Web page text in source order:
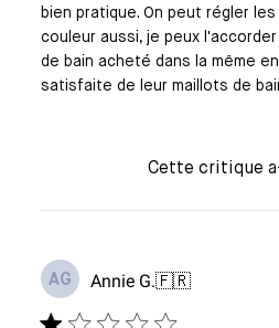
bien pratique. On peut régler
couleur aussi, je peux
de bain acheté dans la même
satisfaite de leur maillots de
Cette critique
AG Annie G.🇫🇷